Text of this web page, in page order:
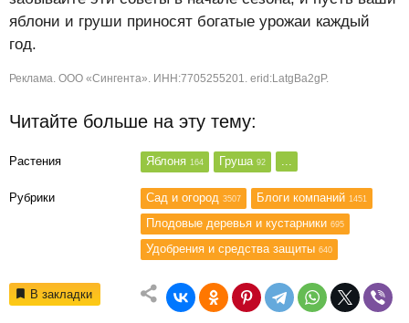
яблони и груши приносят богатые урожаи каждый
год.
Реклама. ООО «Сингента». ИНН:7705255201. erid:LatgBa2gP.
Читайте больше на эту тему:
Растения Яблоня 164 Груша 92
Рубрики Сад и огород 3507 Блоги компаний 1451
Плодовые деревья и кустарники 695
Удобрения и средства защиты 640
В закладки